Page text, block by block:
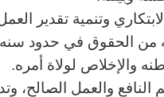
وتنمية تقدير
من الحقوق في حدود
والإخلاص لولاة أمره.
النافع والعمل الصالح،